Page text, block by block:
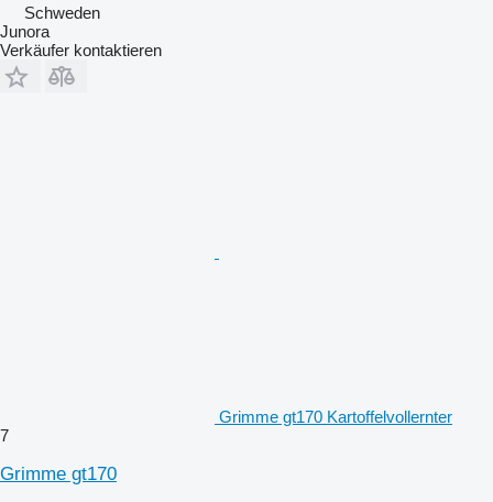
Schweden
Junora
Verkäufer kontaktieren
Grimme gt170 Kartoffelvollernter
7
Grimme gt170